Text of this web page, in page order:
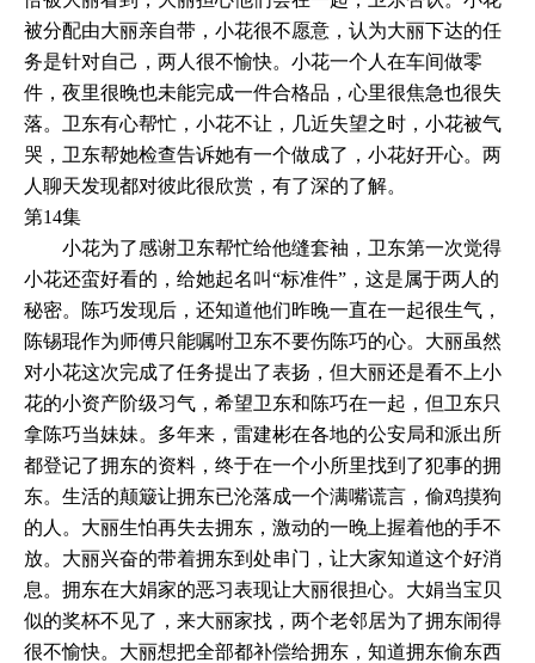
被分配由大丽亲自带，小花很不愿意，认为大丽下达的任
务是针对自己，两人很不愉快。小花一个人在车间做零
件，夜里很晚也未能完成一件合格品，心里很焦急也很失
落。卫东有心帮忙，小花不让，几近失望之时，小花被气
哭，卫东帮她检查告诉她有一个做成了，小花好开心。两
人聊天发现都对彼此很欣赏，有了深的了解。
第14集
小花为了感谢卫东帮忙给他缝套袖，卫东第一次觉得
小花还蛮好看的，给她起名叫“标准件”，这是属于两人的
秘密。陈巧发现后，还知道他们昨晚一直在一起很生气，
陈锡琨作为师傅只能嘱咐卫东不要伤陈巧的心。大丽虽然
对小花这次完成了任务提出了表扬，但大丽还是看不上小
花的小资产阶级习气，希望卫东和陈巧在一起，但卫东只
拿陈巧当妹妹。多年来，雷建彬在各地的公安局和派出所
都登记了拥东的资料，终于在一个小所里找到了犯事的拥
东。生活的颠簸让拥东已沦落成一个满嘴谎言，偷鸡摸狗
的人。大丽生怕再失去拥东，激动的一晚上握着他的手不
放。大丽兴奋的带着拥东到处串门，让大家知道这个好消
息。拥东在大娟家的恶习表现让大丽很担心。大娟当宝贝
似的奖杯不见了，来大丽家找，两个老邻居为了拥东闹得
很不愉快。大丽想把全部都补偿给拥东，知道拥东偷东西